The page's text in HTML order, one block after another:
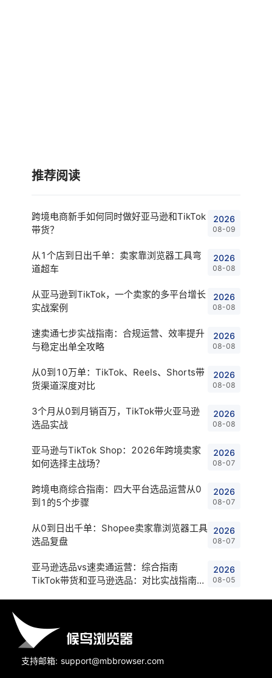
推荐阅读
跨境电商新手如何同时做好亚马逊和TikTok
带货？
2026
08-09
从1个店到日出千单：卖家靠浏览器工具弯
道超车
2026
08-08
从亚马逊到TikTok，一个卖家的多平台增长
实战案例
2026
08-08
速卖通七步实战指南：合规运营、效率提升
与稳定出单全攻略
2026
08-08
从0到10万单：TikTok、Reels、Shorts带
货渠道深度对比
2026
08-08
3个月从0到月销百万，TikTok带火亚马逊
选品实战
2026
08-08
亚马逊与TikTok Shop：2026年跨境卖家
如何选择主战场？
2026
08-07
跨境电商综合指南：四大平台选品运营从0
到1的5个步骤
2026
08-07
从0到日出千单：Shopee卖家靠浏览器工具
选品复盘
2026
08-07
亚马逊选品vs速卖通运营：综合指南
TikTok带货和亚马逊选品：对比实战指南
2026
08-05
支持邮箱: support@mbbrowser.com